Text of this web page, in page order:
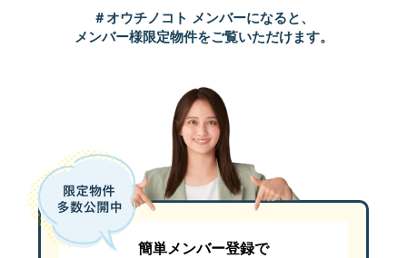
具体的に動き始めたのは、お子さまの誕生と、賃貸アパートの更
O様は、「ちょうど奥様のご実家から徒歩1分という理想的な土地
奥様のご実家まで徒歩1分という恵まれた立地
しかも、その土地は狭山不動産がモデルハウス建築を予定してい
＃オウチノコト メンバーになると、
メンバー様限定物件をご覧いただけます。
簡単メンバー登録で